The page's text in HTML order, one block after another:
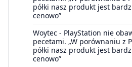
półki nasz produkt jest
cenowo”
Woytec - PlayStation nie
pecetami. „W porównaniu z
półki nasz produkt jest
cenowo”